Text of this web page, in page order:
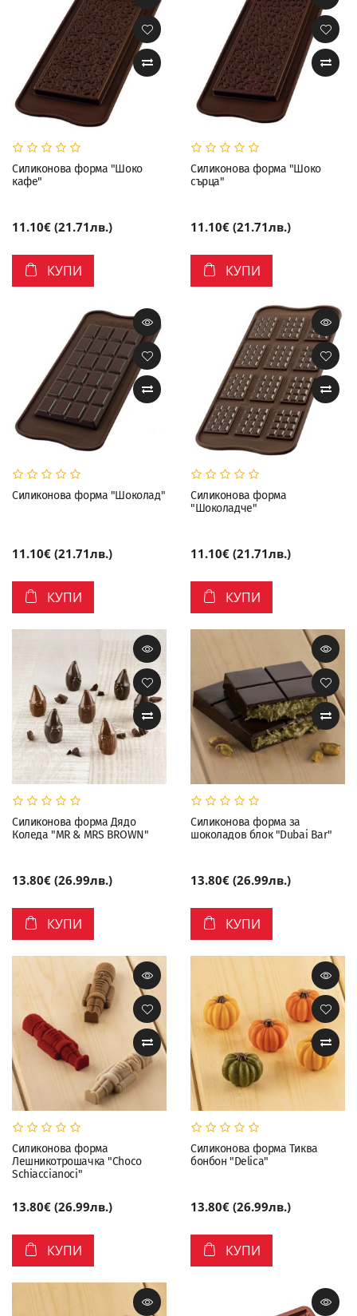
Силиконова форма "Шоко
кафе"
11.10€ (21.71лв.)
КУПИ
Силиконова форма "Шоко
сърца"
11.10€ (21.71лв.)
КУПИ
Силиконова форма "Шоколад"
11.10€ (21.71лв.)
КУПИ
Силиконова форма
"Шоколадче"
11.10€ (21.71лв.)
КУПИ
Силиконова форма Дядо
Коледа "MR & MRS BROWN"
13.80€ (26.99лв.)
КУПИ
Силиконова форма за
шоколадов блок "Dubai Bar"
13.80€ (26.99лв.)
КУПИ
Силиконова форма
Лешникотрошачка "Choco
Schiaccianoci"
13.80€ (26.99лв.)
КУПИ
Силиконова форма Тиква
бонбон "Delica"
13.80€ (26.99лв.)
КУПИ